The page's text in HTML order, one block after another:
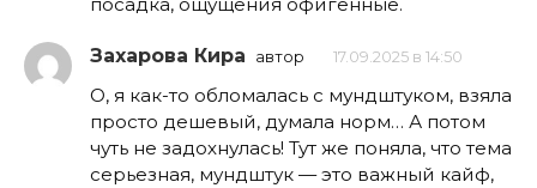
Захарова Кира автор 17.09.2025 в 14:50
О, я как-то обломалась с мундштуком, взяла
просто дешевый, думала норм… А потом
чуть не задохнулась! Тут же поняла, что тема
серьезная, мундштук — это важный кайф,